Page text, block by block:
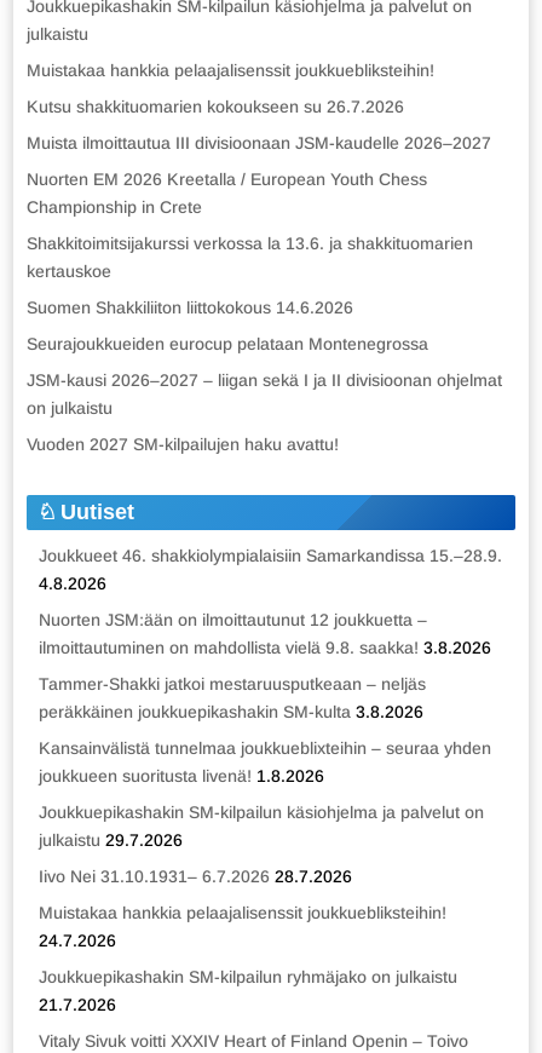
Joukkuepikashakin SM-kilpailun käsiohjelma ja palvelut on
julkaistu
Muistakaa hankkia pelaajalisenssit joukkuebliksteihin!
Kutsu shakkituomarien kokoukseen su 26.7.2026
Muista ilmoittautua III divisioonaan JSM-kaudelle 2026–2027
Nuorten EM 2026 Kreetalla / European Youth Chess
Championship in Crete
Shakkitoimitsijakurssi verkossa la 13.6. ja shakkituomarien
kertauskoe
Suomen Shakkiliiton liittokokous 14.6.2026
Seurajoukkueiden eurocup pelataan Montenegrossa
JSM-kausi 2026–2027 – liigan sekä I ja II divisioonan ohjelmat
on julkaistu
Vuoden 2027 SM-kilpailujen haku avattu!
Uutiset
Joukkueet 46. shakkiolympialaisiin Samarkandissa 15.–28.9.
4.8.2026
Nuorten JSM:ään on ilmoittautunut 12 joukkuetta –
ilmoittautuminen on mahdollista vielä 9.8. saakka! 3.8.2026
Tammer-Shakki jatkoi mestaruusputkeaan – neljäs
peräkkäinen joukkuepikashakin SM-kulta 3.8.2026
Kansainvälistä tunnelmaa joukkueblixteihin – seuraa yhden
joukkueen suoritusta livenä! 1.8.2026
Joukkuepikashakin SM-kilpailun käsiohjelma ja palvelut on
julkaistu 29.7.2026
Iivo Nei 31.10.1931– 6.7.2026 28.7.2026
Muistakaa hankkia pelaajalisenssit joukkuebliksteihin!
24.7.2026
Joukkuepikashakin SM-kilpailun ryhmäjako on julkaistu
21.7.2026
Vitaly Sivuk voitti XXXIV Heart of Finland Openin – Toivo